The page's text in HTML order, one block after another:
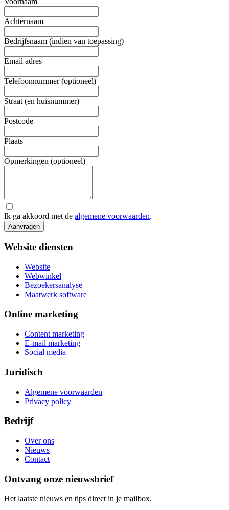
Achternaam
Bedrijfsnaam (indien van toepassing)
Email adres
Telefoonnummer (optioneel)
Straat (en huisnummer)
Postcode
Plaats
Opmerkingen (optioneel)
Ik ga akkoord met de algemene voorwaarden.
Aanvragen
Website diensten
Website
Webwinkel
Bezoekersanalyse
Maatwerk software
Online marketing
Content marketing
E-mail marketing
Social media
Juridisch
Algemene voorwaarden
Privacy policy
Bedrijf
Over ons
Nieuws
Contact
Ontvang onze nieuwsbrief
Het laatste nieuws en tips direct in je mailbox.